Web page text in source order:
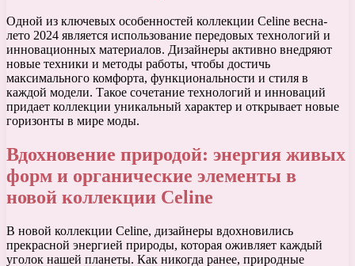
Одной из ключевых особенностей коллекции Celine весна-
лето 2024 является использование передовых технологий и
инновационных материалов. Дизайнеры активно внедряют
новые техники и методы работы, чтобы достичь
максимального комфорта, функциональности и стиля в
каждой модели. Такое сочетание технологий и инноваций
придает коллекции уникальный характер и открывает новые
горизонты в мире моды.
Вдохновение природой: энергия живых
форм и органические элементы в
новой коллекции Celine
В новой коллекции Celine, дизайнеры вдохновились
прекрасной энергией природы, которая оживляет каждый
уголок нашей планеты. Как никогда ранее, природные